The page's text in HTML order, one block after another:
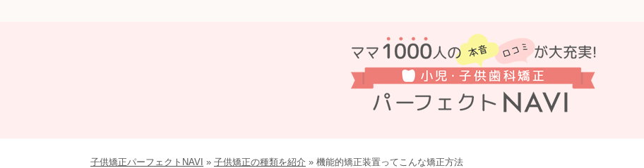
子供矯正パーフェクトNAVI » 子供矯正の種類を紹介 » 機能的矯正装置ってこんな矯正方法